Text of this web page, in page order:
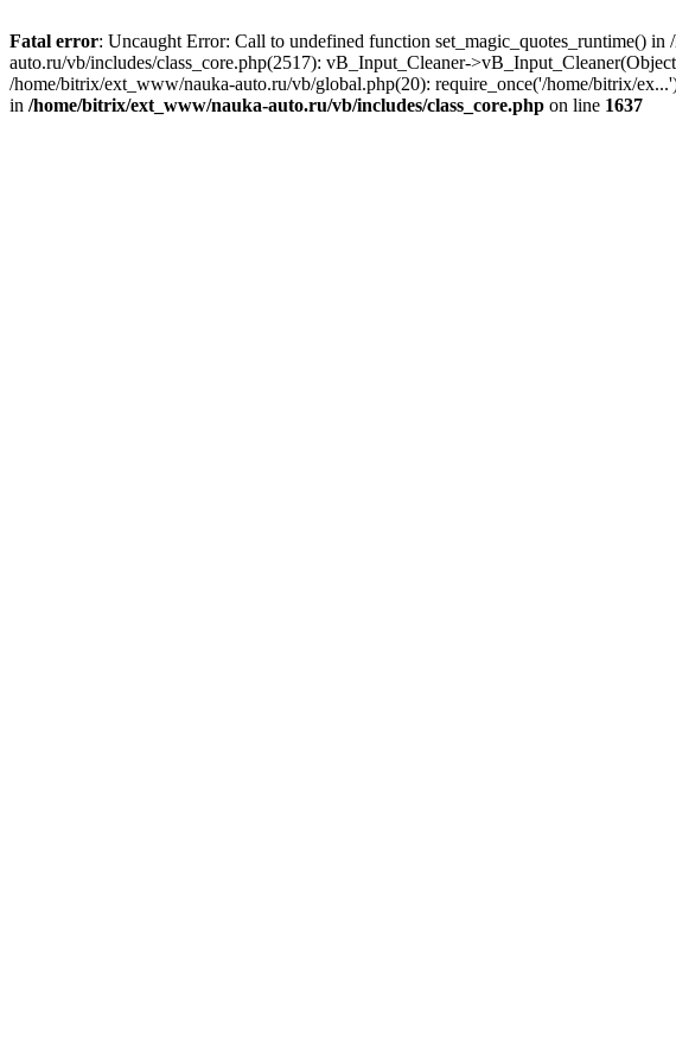
Fatal error: Uncaught Error: Call to undefined function set_magic_quotes_runtime()
auto.ru/vb/includes/class_core.php(2517): vB_Input_Cleaner-
/home/bitrix/ext_www/nauka-auto.ru/vb/global.php(20): require_once('/home/bitrix/
in /home/bitrix/ext_www/nauka-auto.ru/vb/includes/class_core.php on line 1637